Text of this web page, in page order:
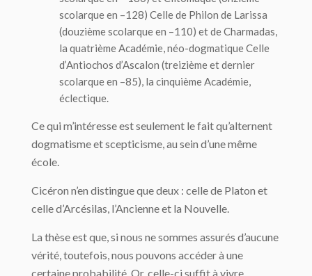
scolarque en –128) Celle de Philon de Larissa
(douzième scolarque en –110) et de Charmadas,
la quatrième Académie, néo-dogmatique Celle
d’Antiochos d’Ascalon (treizième et dernier
scolarque en –85), la cinquième Académie,
éclectique.
Ce qui m’intéresse est seulement le fait qu’alternent
dogmatisme et scepticisme, au sein d’une même
école.
Cicéron n’en distingue que deux : celle de Platon et
celle d’Arcésilas, l’Ancienne et la Nouvelle.
La thèse est que, si nous ne sommes assurés d’aucune
vérité, toutefois, nous pouvons accéder à une
certaine probabilité. Or, celle-ci suffit à vivre.